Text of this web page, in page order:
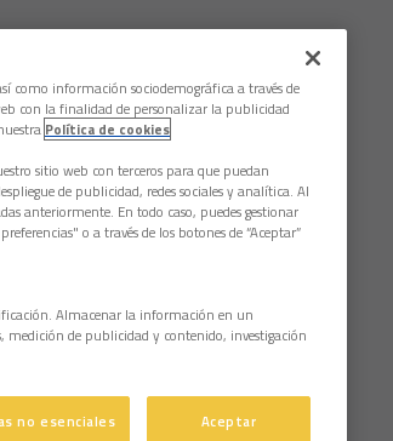
como información sociodemográfica a través de
con la finalidad de personalizar la publicidad
Política de cookies
sitio web con terceros para que puedan
de publicidad, redes sociales y analítica. Al
anteriormente. En todo caso, puedes gestionar
o a través de los botones de “Aceptar”
Almacenar la información en un
medición de publicidad y contenido, investigación
no esenciales Aceptar